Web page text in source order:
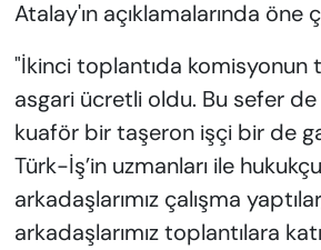
Atalay'ın açıklamalarında öne
"İkinci toplantıda komisyonun
asgari ücretli oldu. Bu sefer de
kuaför bir taşeron işçi bir de
Türk-İş’in uzmanları ile
arkadaşlarımız çalışma
arkadaşlarımız toplantılara